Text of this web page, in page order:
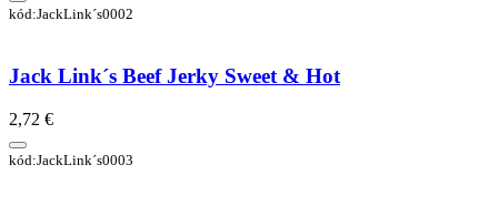
kód:JackLink´s0002
Jack Link´s Beef Jerky Sweet & Hot
2,72 €
kód:JackLink´s0003